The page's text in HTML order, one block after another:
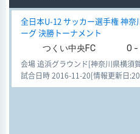
全日本U-12 サッカー選手権 神奈
ーグ 決勝トーナメント
つくい中央FC 0 -
会場 追浜グラウンド[神奈川県横須
試合日時 2016-11-20[情報更新日